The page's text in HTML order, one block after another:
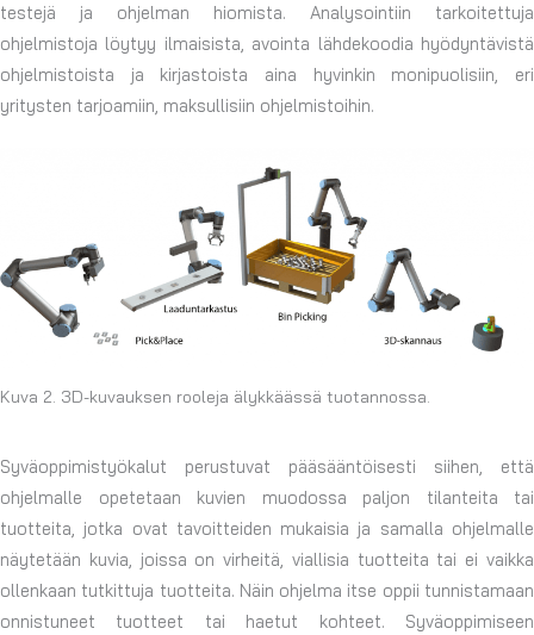
testejä ja ohjelman hiomista. Analysointiin tarkoitettuja
ohjelmistoja löytyy ilmaisista, avointa lähdekoodia hyödyntävistä
ohjelmistoista ja kirjastoista aina hyvinkin monipuolisiin, eri
yritysten tarjoamiin, maksullisiin ohjelmistoihin.
Kuva 2. 3D-kuvauksen rooleja älykkäässä tuotannossa.
Syväoppimistyökalut perustuvat pääsääntöisesti siihen, että
ohjelmalle opetetaan kuvien muodossa paljon tilanteita tai
tuotteita, jotka ovat tavoitteiden mukaisia ja samalla ohjelmalle
näytetään kuvia, joissa on virheitä, viallisia tuotteita tai ei vaikka
ollenkaan tutkittuja tuotteita. Näin ohjelma itse oppii tunnistamaan
onnistuneet tuotteet tai haetut kohteet. Syväoppimiseen